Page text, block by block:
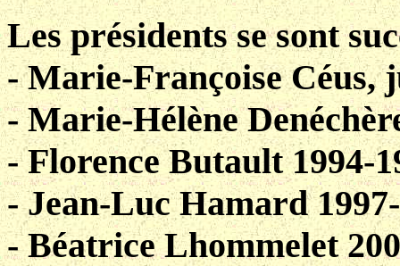
Les présidents se sont
- Marie-Françoise Céus,
- Marie-Hélène
- Florence Butault 1994-
- Jean-Luc Hamard
- Béatrice Lhommelet